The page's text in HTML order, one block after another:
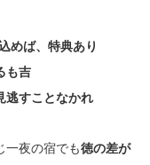
めば、特典あり
も吉
逃すことなかれ
一夜の宿でも徳の差が